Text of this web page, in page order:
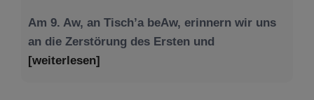
Am 9. Aw, an Tisch’a beAw, erinnern wir uns
an die Zerstörung des Ersten und
[weiterlesen]